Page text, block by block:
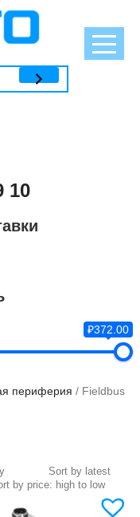
10
₽372.00
периферия / Fieldbus